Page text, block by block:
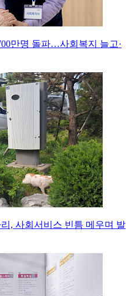
만명 돌파…사회복지 늘고·
, 사회서비스 빈틈 메우며 발